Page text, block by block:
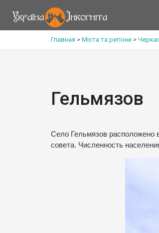
Главная > Міста та регіони >
Гельмязов
Село Гельмязов расположено
совета. Численность